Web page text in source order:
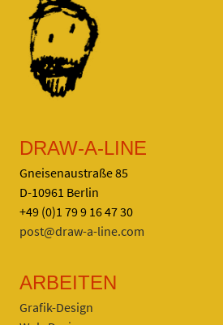
DRAW-A-LINE
Gneisenaustraße 85
D-10961 Berlin
+49 (0)1 79 9 16 47 30
post@draw-a-line.com
ARBEITEN
Grafik-Design